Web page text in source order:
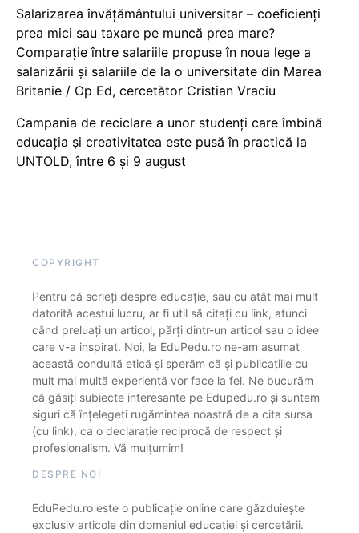
Salarizarea învățământului universitar – coeficienți
prea mici sau taxare pe muncă prea mare?
Comparație între salariile propuse în noua lege a
salarizării și salariile de la o universitate din Marea
Britanie / Op Ed, cercetător Cristian Vraciu
Campania de reciclare a unor studenți care îmbină
educația și creativitatea este pusă în practică la
UNTOLD, între 6 și 9 august
COPYRIGHT
Pentru că scrieți despre educație, sau cu atât mai mult
datorită acestui lucru, ar fi util să citați cu link, atunci
când preluați un articol, părți dintr-un articol sau o idee
care v-a inspirat. Noi, la EduPedu.ro ne-am asumat
această conduită etică și sperăm că și publicațiile cu
mult mai multă experiență vor face la fel. Ne bucurăm
că găsiți subiecte interesante pe Edupedu.ro și suntem
siguri că înțelegeți rugămintea noastră de a cita sursa
(cu link), ca o declarație reciprocă de respect și
profesionalism. Vă mulțumim!
DESPRE NOI
EduPedu.ro este o publicație online care găzduiește
exclusiv articole din domeniul educației și cercetării.